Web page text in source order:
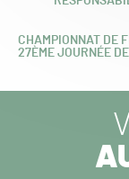
ARTICLE
CHAMPIONNAT DE
27ÈME JOURNÉE